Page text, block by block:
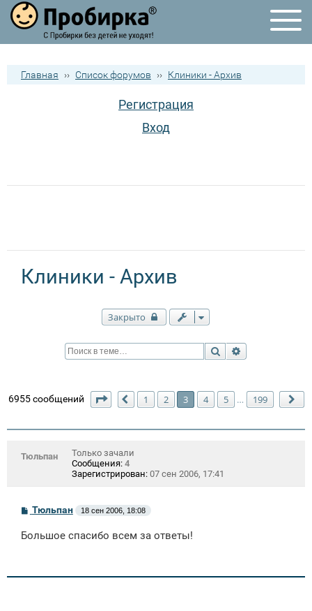
Главная ›› Список форумов ›› Клиники - Архив
Регистрация
Вход
Клиники - Архив
Закрыто
Поиск
6955 сообщений Страница из 199
Пред.
1 2 3 4 5 … 199
Тюльпан
Только зачали
Сообщения: 4
Зарегистрирован: 07 сен 2006, 17:41
С
б
и
Тюльпан 18 сен 2006, 18:08
Большое спасибо всем за ответы!